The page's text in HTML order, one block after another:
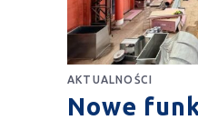
AKTUALNOŚCI
Nowe